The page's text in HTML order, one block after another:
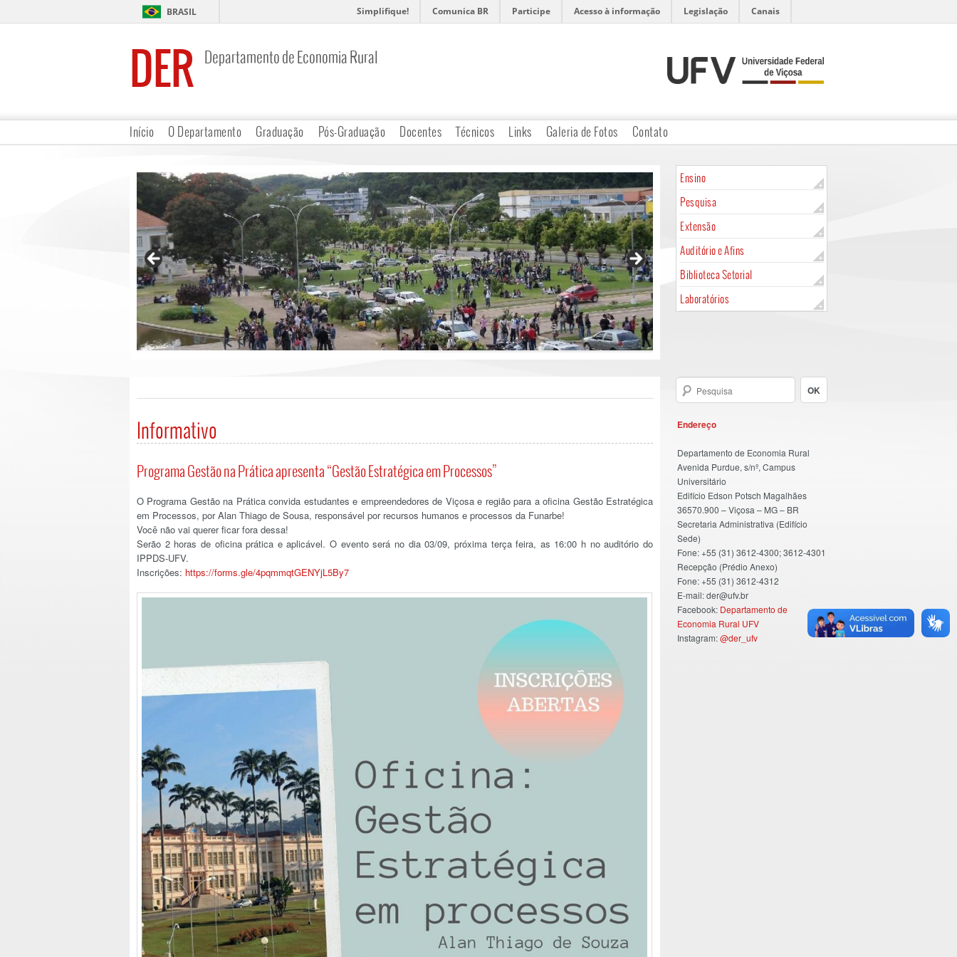
BRASIL Simplifique! Comunica BR Participe Acesso à informação Legislação Canais
DER Departamento de Economia Rural
Início O Departamento Graduação Pós-Graduação Docentes Técnicos Links Galeria de Fotos Contato
Ensino
Pesquisa
Extensão
Auditório e Afins
Biblioteca Setorial
Laboratórios
Endereço
Departamento de Economia Rural
Avenida Purdue, s/nº, Campus
Universitário
Edifício Edson Potsch Magalhães
36570.900 – Viçosa – MG – BR
Secretaria Administrativa (Edifício
Sede)
Fone: +55 (31) 3612-4300; 3612-4301
Recepção (Prédio Anexo)
Fone: +55 (31) 3612-4312
E-mail: der@ufv.br
Facebook: Departamento de
Economia Rural UFV
Instagram:@der_ufv
Informativo
Programa Gestão na Prática apresenta “Gestão Estratégica em Processos”
O Programa Gestão na Prática convida estudantes e empreendedores de Viçosa e região para a oficina Gestão Estratégica
em Processos, por Alan Thiago de Sousa, responsável por recursos humanos e processos da Funarbe!
Você não vai querer ficar fora dessa!
Serão 2 horas de oficina prática e aplicável. O evento será no dia 03/09, próxima terça feira, as 16:00 h no auditório do
IPPDS-UFV.
Inscrições: https://forms.gle/4pqmmqtGENYjL5By7